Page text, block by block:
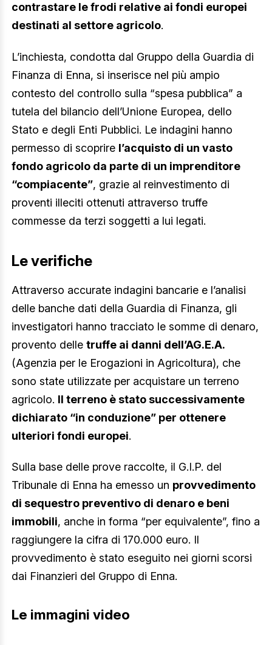
contrastare le frodi relative ai fondi europei
destinati al settore agricolo.
L’inchiesta, condotta dal Gruppo della Guardia di
Finanza di Enna, si inserisce nel più ampio
contesto del controllo sulla “spesa pubblica” a
tutela del bilancio dell’Unione Europea, dello
Stato e degli Enti Pubblici. Le indagini hanno
permesso di scoprire l’acquisto di un vasto
fondo agricolo da parte di un imprenditore
“compiacente”, grazie al reinvestimento di
proventi illeciti ottenuti attraverso truffe
commesse da terzi soggetti a lui legati.
Le verifiche
Attraverso accurate indagini bancarie e l’analisi
delle banche dati della Guardia di Finanza, gli
investigatori hanno tracciato le somme di denaro,
provento delle truffe ai danni dell’AG.E.A.
(Agenzia per le Erogazioni in Agricoltura), che
sono state utilizzate per acquistare un terreno
agricolo. Il terreno è stato successivamente
dichiarato “in conduzione” per ottenere
ulteriori fondi europei.
Sulla base delle prove raccolte, il G.I.P. del
Tribunale di Enna ha emesso un provvedimento
di sequestro preventivo di denaro e beni
immobili, anche in forma “per equivalente”, fino a
raggiungere la cifra di 170.000 euro. Il
provvedimento è stato eseguito nei giorni scorsi
dai Finanzieri del Gruppo di Enna.
Le immagini video